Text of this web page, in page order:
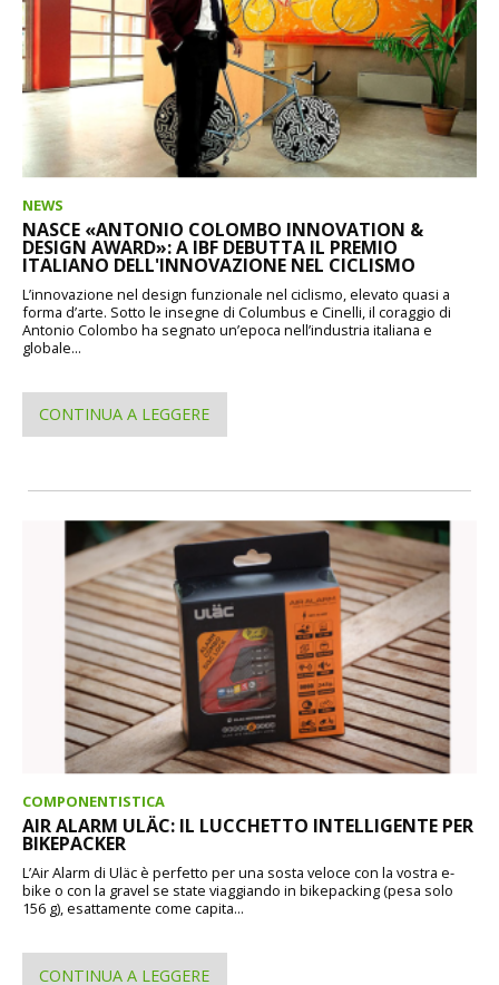
NEWS
NASCE «ANTONIO COLOMBO INNOVATION &
DESIGN AWARD»: A IBF DEBUTTA IL PREMIO
ITALIANO DELL'INNOVAZIONE NEL CICLISMO
L’innovazione nel design funzionale nel ciclismo, elevato quasi a
forma d’arte. Sotto le insegne di Columbus e Cinelli, il coraggio di
Antonio Colombo ha segnato un’epoca nell’industria italiana e
globale...
CONTINUA A LEGGERE
COMPONENTISTICA
AIR ALARM ULÄC: IL LUCCHETTO INTELLIGENTE PER
BIKEPACKER
L’Air Alarm di Uläc è perfetto per una sosta veloce con la vostra e-
bike o con la gravel se state viaggiando in bikepacking (pesa solo
156 g), esattamente come capita...
CONTINUA A LEGGERE